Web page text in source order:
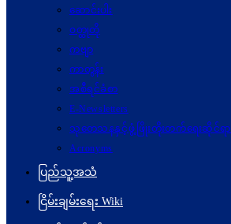
ဆောင်းပါး
ဝတ္ထုတို
ကဗျာ
ကာတွန်း
အစီရင်ခံစာ
E-Newsletters
သုတေသနနှင့်ဖွံ့ဖြိုးတိုးတက်ရေးဆိုင်ရာ
Acronyms
ပြည်သူ့အသံ
ငြိမ်းချမ်းရေး Wiki